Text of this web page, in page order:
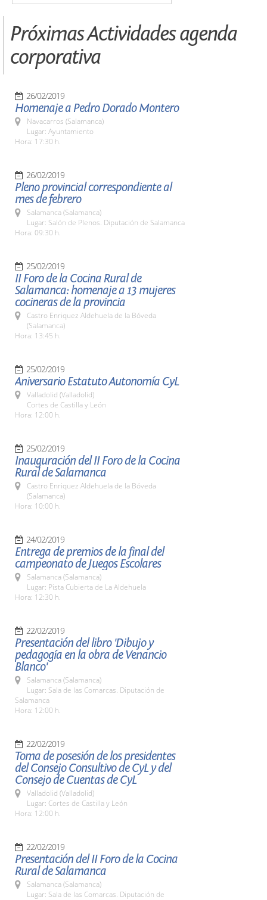
Próximas Actividades agenda
corporativa
26/02/2019
Homenaje a Pedro Dorado Montero
Navacarros (Salamanca)
Lugar: Ayuntamiento
Hora: 17:30 h.
26/02/2019
Pleno provincial correspondiente al
mes de febrero
Salamanca (Salamanca)
Lugar: Salón de Plenos. Diputación de Salamanca
Hora: 09:30 h.
25/02/2019
II Foro de la Cocina Rural de
Salamanca: homenaje a 13 mujeres
cocineras de la provincia
Castro Enriquez Aldehuela de la Bóveda
(Salamanca)
Hora: 13:45 h.
25/02/2019
Aniversario Estatuto Autonomía CyL
Valladolid (Valladolid)
Cortes de Castilla y León
Hora: 12:00 h.
25/02/2019
Inauguración del II Foro de la Cocina
Rural de Salamanca
Castro Enriquez Aldehuela de la Bóveda
(Salamanca)
Hora: 10:00 h.
24/02/2019
Entrega de premios de la final del
campeonato de Juegos Escolares
Salamanca (Salamanca)
Lugar: Pista Cubierta de La Aldehuela
Hora: 12:30 h.
22/02/2019
Presentación del libro 'Dibujo y
pedagogía en la obra de Venancio
Blanco'
Salamanca (Salamanca)
Lugar: Sala de las Comarcas. Diputación de
Salamanca
Hora: 12:00 h.
22/02/2019
Toma de posesión de los presidentes
del Consejo Consultivo de CyL y del
Consejo de Cuentas de CyL
Valladolid (Valladolid)
Lugar: Cortes de Castilla y León
Hora: 12:00 h.
22/02/2019
Presentación del II Foro de la Cocina
Rural de Salamanca
Salamanca (Salamanca)
Lugar: Sala de las Comarcas. Diputación de